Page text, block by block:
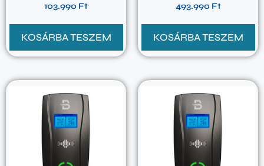
103.990 Ft
KOSÁRBA TESZEM
493.990 Ft
KOSÁRBA TESZEM